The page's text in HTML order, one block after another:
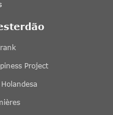
Project